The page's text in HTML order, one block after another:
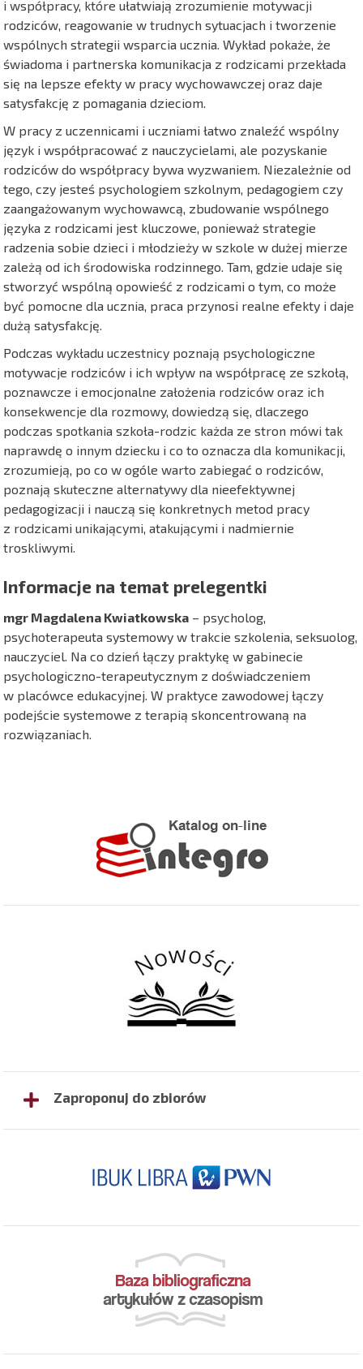
i współpracy, które ułatwiają zrozumienie motywacji
rodziców, reagowanie w trudnych sytuacjach i tworzenie
wspólnych strategii wsparcia ucznia. Wykład pokaże, że
świadoma i partnerska komunikacja z rodzicami przekłada
się na lepsze efekty w pracy wychowawczej oraz daje
satysfakcję z pomagania dzieciom.
W pracy z uczennicami i uczniami łatwo znaleźć wspólny
język i współpracować z nauczycielami, ale pozyskanie
rodziców do współpracy bywa wyzwaniem. Niezależnie od
tego, czy jesteś psychologiem szkolnym, pedagogiem czy
zaangażowanym wychowawcą, zbudowanie wspólnego
języka z rodzicami jest kluczowe, ponieważ strategie
radzenia sobie dzieci i młodzieży w szkole w dużej mierze
zależą od ich środowiska rodzinnego. Tam, gdzie udaje się
stworzyć wspólną opowieść z rodzicami o tym, co może
być pomocne dla ucznia, praca przynosi realne efekty i daje
dużą satysfakcję.
Podczas wykładu uczestnicy poznają psychologiczne
motywacje rodziców i ich wpływ na współpracę ze szkołą,
poznawcze i emocjonalne założenia rodziców oraz ich
konsekwencje dla rozmowy, dowiedzą się, dlaczego
podczas spotkania szkoła-rodzic każda ze stron mówi tak
naprawdę o innym dziecku i co to oznacza dla komunikacji,
zrozumieją, po co w ogóle warto zabiegać o rodziców,
poznają skuteczne alternatywy dla nieefektywnej
pedagogizacji i nauczą się konkretnych metod pracy
z rodzicami unikającymi, atakującymi i nadmiernie
troskliwymi.
Informacje na temat prelegentki
mgr Magdalena Kwiatkowska – psycholog,
psychoterapeuta systemowy w trakcie szkolenia, seksuolog,
nauczyciel. Na co dzień łączy praktykę w gabinecie
psychologiczno-terapeutycznym z doświadczeniem
w placówce edukacyjnej. W praktyce zawodowej łączy
podejście systemowe z terapią skoncentrowaną na
rozwiązaniach.
Zaproponuj do zbiorów